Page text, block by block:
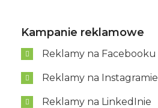
Kampanie reklamowe
Reklamy na Facebooku
Reklamy na Instagramie
Reklamy na LinkedInie